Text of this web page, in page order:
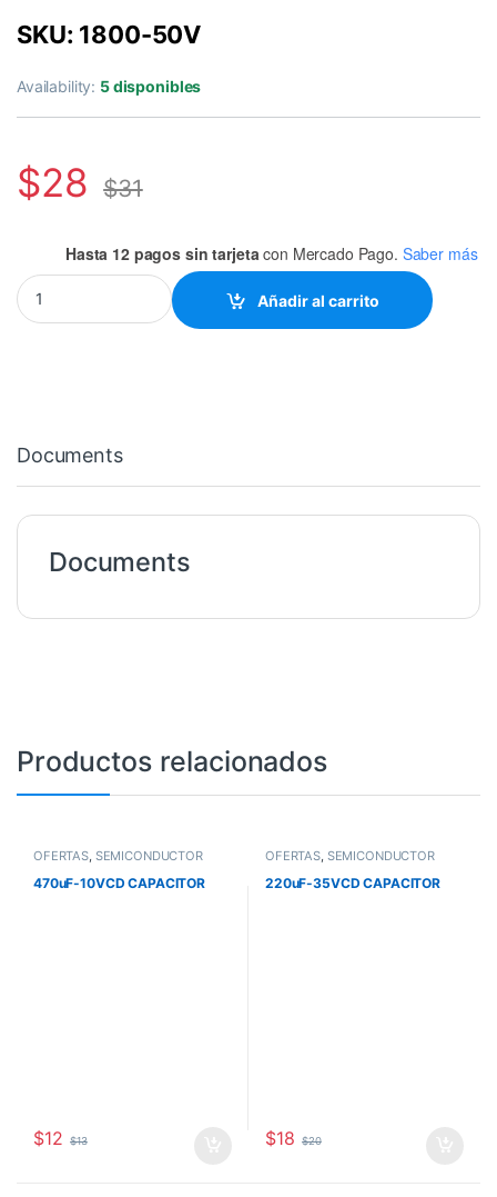
SKU: 1800-50V
Availability: 5 disponibles
$28 $31
Hasta 12 pagos sin tarjeta con Mercado Pago. Saber más
1800uF-50VCD CAPACITOR quantity
Añadir al carrito
Documents
Documents
Productos relacionados
OFERTAS SEMICONDUCTOR
470uF-10VCD CAPACITOR
$12 $13
OFERTAS SEMICONDUCTOR
220uF-35VCD CAPACITOR
$18 $20